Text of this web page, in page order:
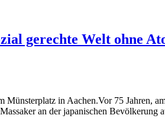
gerechte Welt ohne
in Aachen.Vor 75 Jahren,
an der japanischen